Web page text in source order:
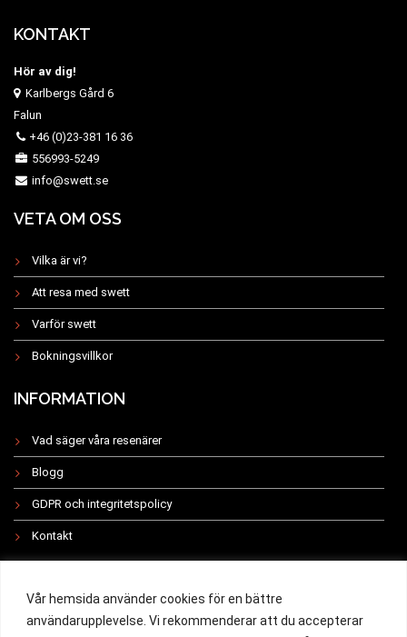
Vår hemsida använder cookies för en bättre
användarupplevelse. Vi rekommenderar att du accepterar
KONTAKT
Hör av dig!
Karlbergs Gård 6
Falun
+46 (0)23-381 16 36
556993-5249
info@swett.se
VETA OM OSS
Vilka är vi?
Att resa med swett
Varför swett
Bokningsvillkor
INFORMATION
Vad säger våra resenärer
Blogg
GDPR och integritetspolicy
Kontakt